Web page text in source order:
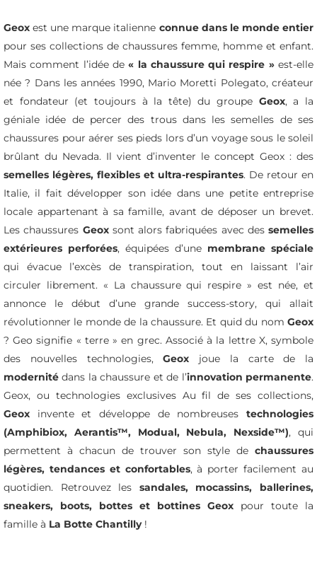
Geox est une marque italienne connue dans le monde entier
pour ses collections de chaussures femme, homme et enfant.
Mais comment l’idée de« la chaussure qui respire »est-elle
née ? Dans les années 1990, Mario Moretti Polegato, créateur
et fondateur (et toujours à la tête) du groupe Geox, a la
géniale idée de percer des trous dans les semelles de ses
chaussures pour aérer ses pieds lors d’un voyage sous le soleil
brûlant du Nevada. Il vient d’inventer le concept Geox : des
semelles légères, flexibles et ultra-respirantes. De retour en
Italie, il fait développer son idée dans une petite entreprise
locale appartenant à sa famille, avant de déposer un brevet.
Les chaussures Geoxsont alors fabriquées avec des semelles
extérieures perforées, équipées d’une membrane spéciale
qui évacue l’excès de transpiration, tout en laissant l’air
circuler librement. « La chaussure qui respire » est née, et
annonce le début d’une grande success-story, qui allait
révolutionner le monde de la chaussure. Et quid du nom Geox
?Geo signifie « terre » en grec. Associé à la lettre X, symbole
des nouvelles technologies,Geox joue la carte de la
modernité dans la chaussure et de l’innovation permanente.
Geox, ou technologies exclusives Au fil de ses collections,
Geox invente et développe de nombreuses technologies
(Amphibiox, Aerantis™, Modual, Nebula, Nexside™), qui
permettent à chacun de trouver son style de chaussures
légères, tendances et confortables, à porter facilement au
quotidien. Retrouvez les sandales, mocassins, ballerines,
sneakers, boots, bottes et bottines Geox pour toute la
famille à La Botte Chantilly!